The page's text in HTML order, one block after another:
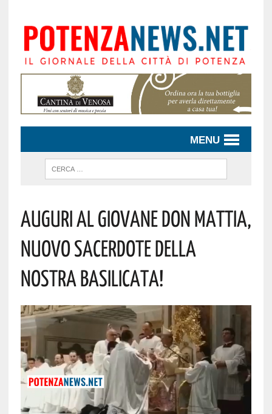
MENU
Auguri Al Giovane Don Mattia,
Nuovo Sacerdote Della
Nostra Basilicata!